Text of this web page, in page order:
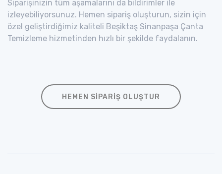
Siparişinizin tüm aşamalarını da bildirimler ile
izleyebiliyorsunuz. Hemen sipariş oluşturun, sizin için
özel geliştirdiğimiz kaliteli Beşiktaş Sinanpaşa Çanta
Temizleme hizmetinden hızlı bir şekilde faydalanın.
HEMEN SIPARIŞ OLUŞTUR